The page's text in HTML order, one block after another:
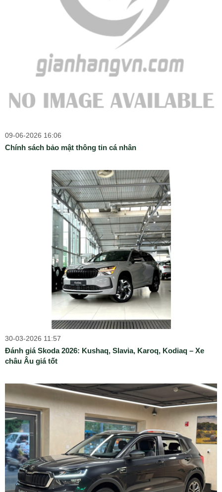
09-06-2026 16:06
Chính sách bảo mật thông tin cá nhân
30-03-2026 11:57
Đánh giá Skoda 2026: Kushaq, Slavia, Karoq, Kodiaq – Xe
châu Âu giá tốt